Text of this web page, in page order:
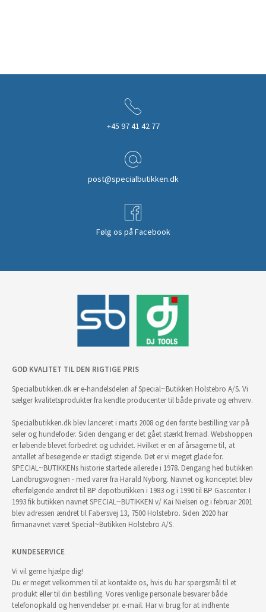
+45 97 41 42 77
post@specialbutikken.dk
Følg os på Facebook
GOD KVALITET TIL DEN RIGTIGE PRIS
Specialbutikken.dk er e-handelsdelen af Special~Butikken Holstebro A/S. Vi
sælger kvalitetsprodukter fra kendte producenter til både private og erhverv.
Specialbutikken.dk blev lanceret i marts 2008 og den første bestilling var på
seler og hundefoder. Siden dengang er det gået stærkt fremad. Webshoppen
er løbende blevet forbedret og udvidet. Hvilket er en af årsagerne til, at
antallet af besøgende er stadigt stigende. Det er vi meget glade for.
SPECIAL~BUTIKKENs historie startede allerede i 1978. Dengang hed butikken
Landbrugsvognen - med varer fra Harald Nyborg. Navnet og konceptet blev
efterfølgende ændret til BP depotbutikken i 1983 og i 1990 til BP Gascenter. I
1993 fik butikken navnet SPECIAL~BUTIKKEN v/ Kai Nielsen og i februar 2001
blev adressen ændret til Fabersvej 13, 7500 Holstebro. Siden 2020 har
firmanavnet været Special~Butikken Holstebro A/S.
KUNDESERVICE
Vi vil gerne hjælpe dig!
Du er meget velkommen til at kontakte os, hvis du har spørgsmål til et
produkt eller til din bestilling. Vores venlige personale besvarer både
telefonopkald og henvendelser pr. e-mail. Har vi brug for at indhente